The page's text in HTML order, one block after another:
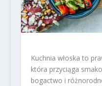
Kuchnia włoska to
która przyciąga
bogactwo i